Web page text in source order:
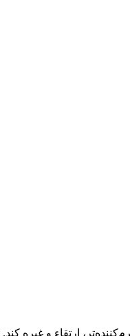
ارتقاء و غیره